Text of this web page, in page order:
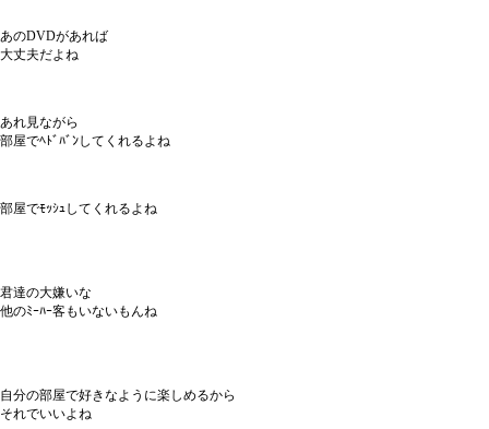
あのDVDがあれば
大丈夫だよね
あれ見ながら
部屋でﾍﾄﾞﾊﾞﾝしてくれるよね
部屋でﾓｯｼｭしてくれるよね
君達の大嫌いな
他のﾐｰﾊｰ客もいないもんね
自分の部屋で好きなように楽しめるから
それでいいよね